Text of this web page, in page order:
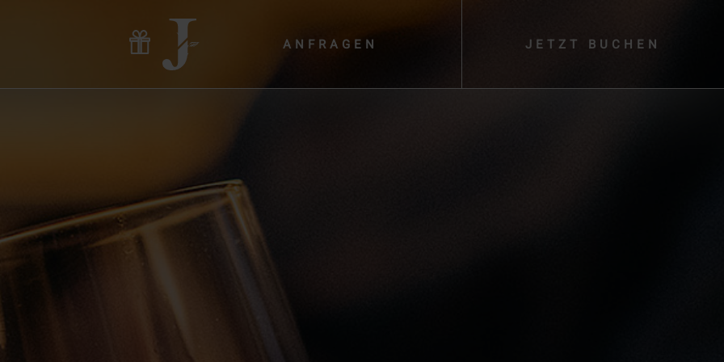
ANFRAGEN JETZT BUCHEN
Hotel & Gastgeber
Zimmer & Angebote
Wellness & Yoga